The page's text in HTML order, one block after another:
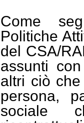
Come
Politiche
del CSA/
assunti
altri ciò
persona,
sociale